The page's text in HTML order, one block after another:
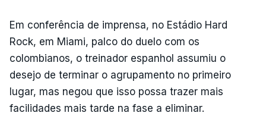
Em conferência de imprensa, no Estádio Hard
Rock, em Miami, palco do duelo com os
colombianos, o treinador espanhol assumiu o
desejo de terminar o agrupamento no primeiro
lugar, mas negou que isso possa trazer mais
facilidades mais tarde na fase a eliminar.